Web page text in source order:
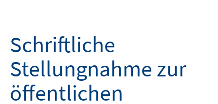
Schriftliche
Stellungnahme zur
öffentlichen